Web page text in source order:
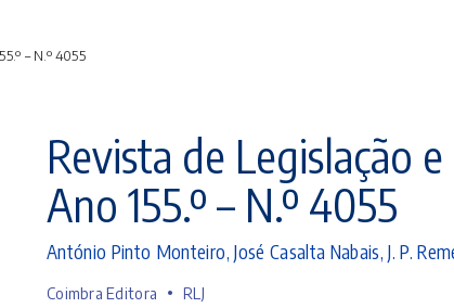
– N.º 4055
Revista de Legislação
Ano 155.º – N.º 4055
António Pinto Monteiro,José Casalta Nabais,J. P.
Coimbra Editora • RLJ